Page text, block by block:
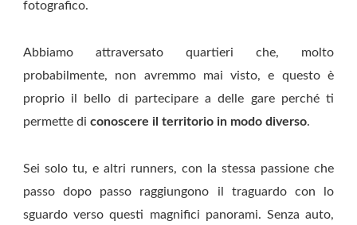
fotografico.
Abbiamo attraversato quartieri che, molto
probabilmente, non avremmo mai visto, e questo è
proprio il bello di partecipare a delle gare perché ti
permette di conoscere il territorio in modo diverso.
Sei solo tu, e altri runners, con la stessa passione che
passo dopo passo raggiungono il traguardo con lo
sguardo verso questi magnifici panorami. Senza auto,